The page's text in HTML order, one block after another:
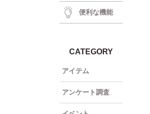
便利な機能
CATEGORY
アイテム
アンケート調査